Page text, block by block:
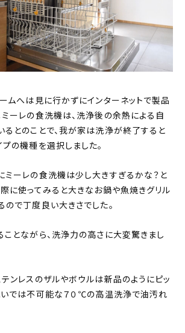
ムへは見に行かずにインターネットで製品
ーレの食洗機は、洗浄後の余熱による自
るとのことで、我が家は洗浄が終了すると
の機種を選択しました。
ミーレの食洗機は少し大きすぎるかな？と
に使ってみると大きなお鍋や魚焼きグリル
で丁度良い大きさでした。
とながら、洗浄力の高さに大変驚きまし
ンレスのザルやボウルは新品のようにピッ
いでは不可能な７０℃の高温洗浄で油汚れ